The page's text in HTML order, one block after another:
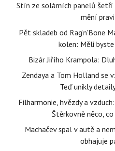
Stín ze solárních panelů šetří
mění
Pět skladeb od Rag’n’Bone
kolen: Měli
Bizár Jiřího Krampola:
Zendaya a Tom Holland se
Teď unikly
Filharmonie, hvězdy a
Štěrkovně něco,
Machačev spal v autě a
obhajuje